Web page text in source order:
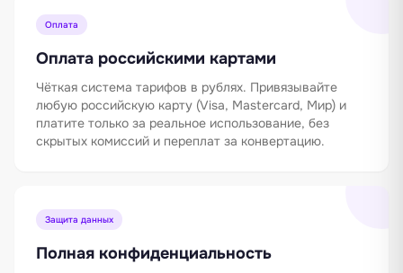
Оплата
Оплата российскими картами
Чёткая система тарифов в рублях. Привязывайте
любую российскую карту (Visa, Mastercard, Мир) и
платите только за реальное использование, без
скрытых комиссий и переплат за конвертацию.
Защита данных
Полная конфиденциальность